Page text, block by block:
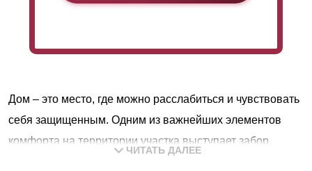
Дом – это место, где можно расслабиться и чувствовать
себя защищенным. Одним из важнейших элементов
комфорта на территории участка выступает забор.
ЧИТАТЬ ДАЛЕЕ